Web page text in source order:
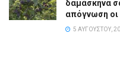
δαμάσκηνα
απόγνωση
5 ΑΥΓΟΎΣΤΟΥ,